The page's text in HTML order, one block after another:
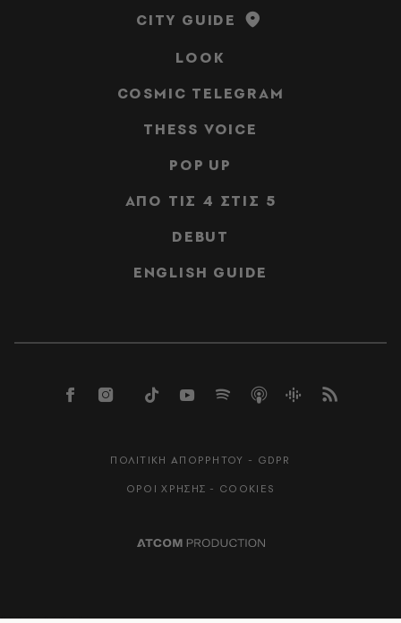
CITY GUIDE
LOOK
COSMIC TELEGRAM
THESS VOICE
POP UP
ΑΠΟ ΤΙΣ 4 ΣΤΙΣ 5
DEBUT
ENGLISH GUIDE
ΠΟΛΙΤΙΚΗ ΑΠΟΡΡΗΤΟΥ - GDPR
ΟΡΟΙ ΧΡΗΣΗΣ - COOKIES